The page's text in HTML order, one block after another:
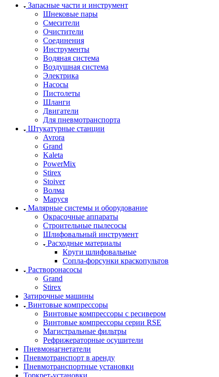
Запасные части и инструмент
Шнековые пары
Смесители
Очистители
Соединения
Инструменты
Водяная система
Воздушная система
Электрика
Насосы
Пистолеты
Шланги
Двигатели
Для пневмотранспорта
Штукатурные станции
Avrora
Grand
Kaleta
PowerMix
Stirex
Stoiver
Волма
Маруся
Малярные системы и оборудование
Окрасочные аппараты
Строительные пылесосы
Шлифовальный инструмент
Расходные материалы
Круги шлифовальные
Сопла-форсунки краскопультов
Растворонасосы
Grand
Stirex
Затирочные машины
Винтовые компрессоры
Винтовые компрессоры с ресивером
Винтовые компрессоры серии RSE
Магистральные фильтры
Рефрижераторные осушители
Пневмонагнетатели
Пневмотранспорт в аренду
Пневмотранспортные установки
Торкрет-установки